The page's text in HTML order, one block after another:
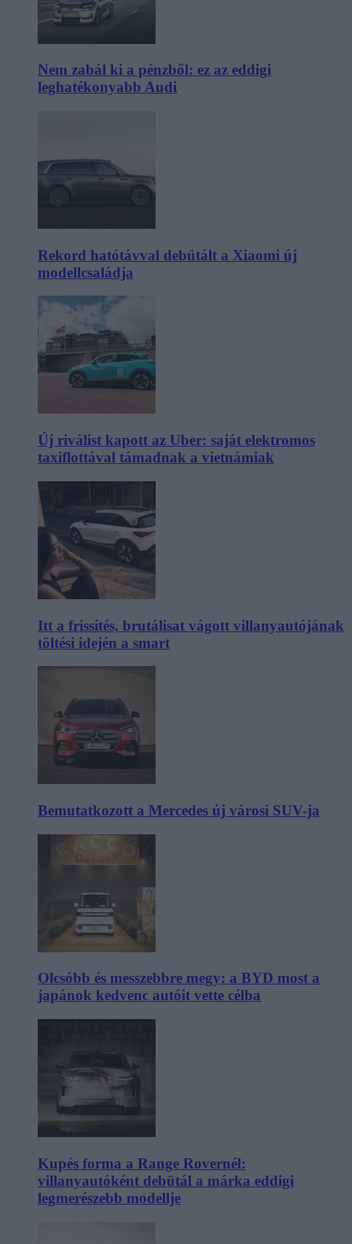
Nem zabál ki a pénzből: ez az eddigi
leghatékonyabb Audi
Rekord hatótávval debütált a Xiaomi új
modellcsaládja
Új riválist kapott az Uber: saját elektromos
taxiflottával támadnak a vietnámiak
Itt a frissítés, brutálisat vágott villanyautójának
töltési idején a smart
Bemutatkozott a Mercedes új városi SUV-ja
Olcsóbb és messzebbre megy: a BYD most a
japánok kedvenc autóit vette célba
Kupés forma a Range Rovernél:
villanyautóként debütál a márka eddigi
legmerészebb modellje